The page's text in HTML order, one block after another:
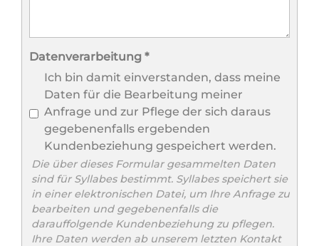
Datenverarbeitung *
Ich bin damit einverstanden, dass meine
Daten für die Bearbeitung meiner
Anfrage und zur Pflege der sich daraus
gegebenenfalls ergebenden
Kundenbeziehung gespeichert werden.
Die über dieses Formular gesammelten Daten
sind für Syllabes bestimmt. Syllabes speichert sie
in einer elektronischen Datei, um Ihre Anfrage zu
bearbeiten und gegebenenfalls die
darauffolgende Kundenbeziehung zu pflegen.
Ihre Daten werden ab unserem letzten Kontakt